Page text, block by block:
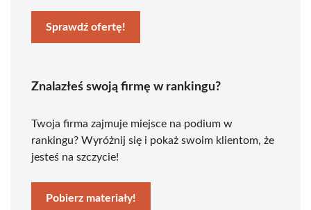
Sprawdź ofertę!
Znalazłeś swoją firmę w rankingu?
Twoja firma zajmuje miejsce na podium w
rankingu? Wyróżnij się i pokaż swoim klientom, że
jesteś na szczycie!
Pobierz materiały!